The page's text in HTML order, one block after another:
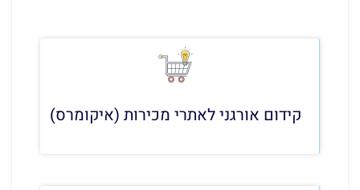
קידום אורגני לאתרי מכירות (איקומרס)